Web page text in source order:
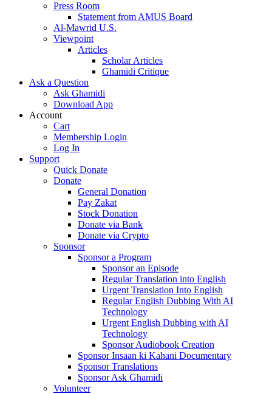
Press Room
Statement from AMUS Board
Al-Mawrid U.S.
Viewpoint
Articles
Scholar Articles
Ghamidi Critique
Ask a Question
Ask Ghamidi
Download App
Account
Cart
Membership Login
Log In
Support
Quick Donate
Donate
General Donation
Pay Zakat
Stock Donation
Donate via Bank
Donate via Crypto
Sponsor
Sponsor a Program
Sponsor an Episode
Regular Translation into English
Urgent Translation Into English
Regular English Dubbing With AI
Technology
Urgent English Dubbing with AI
Technology
Sponsor Audiobook Creation
Sponsor Insaan ki Kahani Documentary
Sponsor Translations
Sponsor Ask Ghamidi
Volunteer